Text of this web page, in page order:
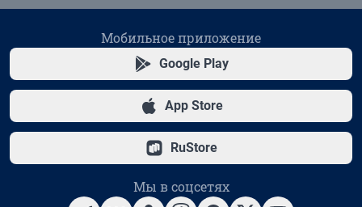
Мобильное приложение
Google Play
App Store
RuStore
Мы в соцсетях